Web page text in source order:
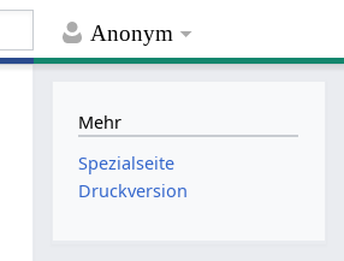
Anonym
Mehr
Spezialseite
Druckversion